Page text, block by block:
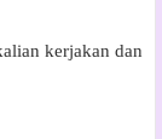
kerjakan dan